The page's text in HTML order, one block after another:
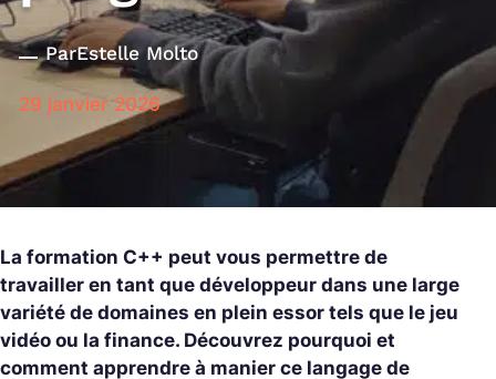
ParEstelle Molto
29 janvier 2026
La formation C++ peut vous permettre de
travailler en tant que développeur dans une large
variété de domaines en plein essor tels que le jeu
vidéo ou la finance. Découvrez pourquoi et
comment apprendre à manier ce langage de